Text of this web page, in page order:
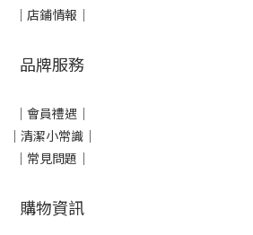
｜店鋪情報｜
品牌服務
｜會員禮遇｜
｜清潔小常識｜
｜常見問題｜
購物資訊